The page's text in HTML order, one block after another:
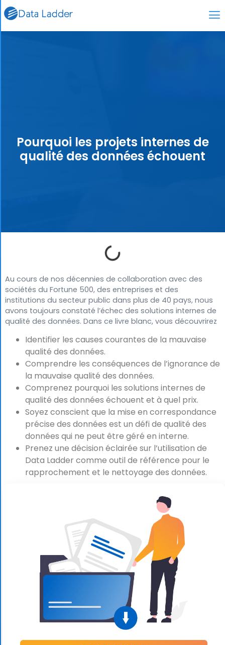
Pourquoi les projets internes de
qualité des données échouent
Au cours de nos décennies de collaboration avec des
sociétés du Fortune 500, des entreprises et des
institutions du secteur public dans plus de 40 pays, nous
avons toujours constaté l’échec des solutions internes de
qualité des données. Dans ce livre blanc, vous découvrirez
Identifier les causes courantes de la mauvaise
qualité des données.
Comprendre les conséquences de l’ignorance de
la mauvaise qualité des données.
Comprenez pourquoi les solutions internes de
qualité des données échouent et à quel prix.
Soyez conscient que la mise en correspondance
précise des données est un défi de qualité des
données qui ne peut être géré en interne.
Prenez une décision éclairée sur l’utilisation de
Data Ladder comme outil de référence pour le
rapprochement et le nettoyage des données.